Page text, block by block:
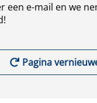
een e-mail en we
Pagina